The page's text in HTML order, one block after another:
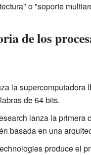
o "soporte
de los
la supercomputadora
de 64 bits.
lanza la primera
basada en una
produce el